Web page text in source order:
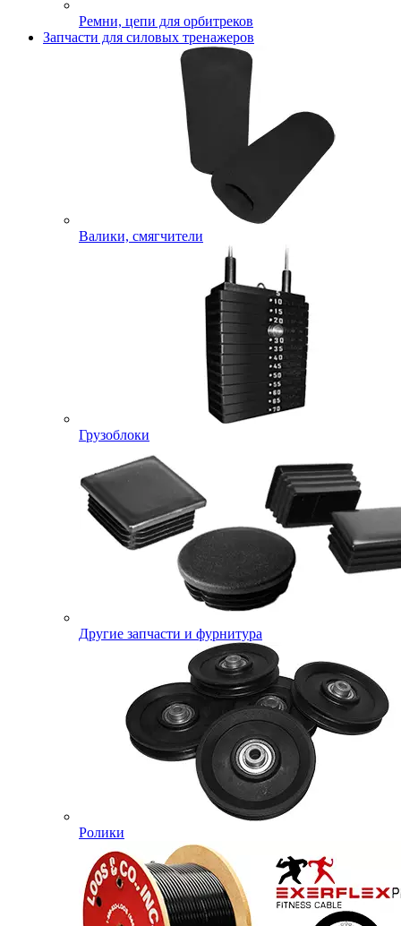
Ремни, цепи для орбитреков
Запчасти для силовых тренажеров
Валики, смягчители
Грузоблоки
Другие запчасти и фурнитура
Ролики